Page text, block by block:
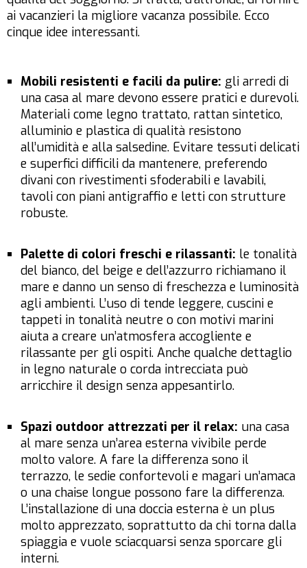
ai vacanzieri la migliore vacanza possibile. Ecco
cinque idee interessanti.
Mobili resistenti e facili da pulire: gli arredi di
una casa al mare devono essere pratici e durevoli.
Materiali come legno trattato, rattan sintetico,
alluminio e plastica di qualità resistono
all’umidità e alla salsedine. Evitare tessuti delicati
e superfici difficili da mantenere, preferendo
divani con rivestimenti sfoderabili e lavabili,
tavoli con piani antigraffio e letti con strutture
robuste.
Palette di colori freschi e rilassanti: le tonalità
del bianco, del beige e dell’azzurro richiamano il
mare e danno un senso di freschezza e luminosità
agli ambienti. L’uso di tende leggere, cuscini e
tappeti in tonalità neutre o con motivi marini
aiuta a creare un’atmosfera accogliente e
rilassante per gli ospiti. Anche qualche dettaglio
in legno naturale o corda intrecciata può
arricchire il design senza appesantirlo.
Spazi outdoor attrezzati per il relax: una casa
al mare senza un’area esterna vivibile perde
molto valore. A fare la differenza sono il
terrazzo, le sedie confortevoli e magari un’amaca
o una chaise longue possono fare la differenza.
L’installazione di una doccia esterna è un plus
molto apprezzato, soprattutto da chi torna dalla
spiaggia e vuole sciacquarsi senza sporcare gli
interni.